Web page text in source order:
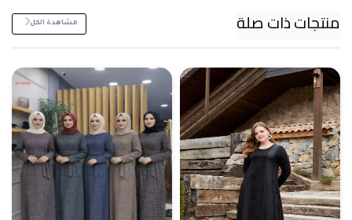
منتجات ذات صلة مشاهدة الكل